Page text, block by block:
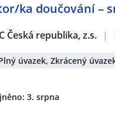
ka doučování –
Česká republika, z.s. |
úvazek, Zkrácený
3. srpna